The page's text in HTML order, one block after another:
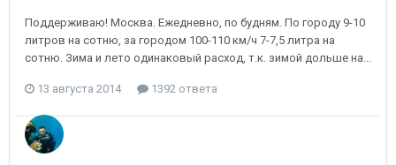
Поддерживаю! Москва. Ежедневно, по будням. По городу 9-10
литров на сотню, за городом 100-110 км/ч 7-7,5 литра на
сотню. Зима и лето одинаковый расход, т.к. зимой дольше на...
13 августа 2014 1392 ответа